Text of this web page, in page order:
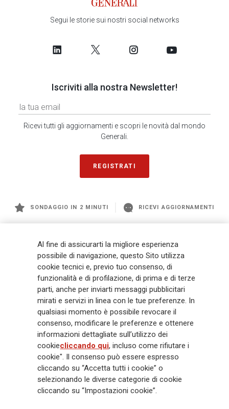
Segui le storie sui nostri social networks
Iscriviti alla nostra Newsletter!
Ricevi tutti gli aggiornamenti e scopri le novità dal mondo
Generali.
REGISTRATI
SONDAGGIO IN 2 MINUTI RICEVI AGGIORNAMENTI
management a livello globale, con premi complessivi pari a € 98,1
miliardi e € 900 miliardi di AUM nel 2025. Fondato nel 1831, con oltre 88
mila dipendenti e 163 mila agenti che servono 75 milioni di clienti, il
Gruppo ha una posizione di leadership in Europa e una presenza
crescente in Asia e America. Al centro della strategia di Generali c'è il suo
impegno Lifetime Partner verso i clienti, realizzato attraverso soluzioni
innovative e personalizzate, un'esperienza cliente di prima classe e le sue
capacità di distribuzione globale digitalizzata. Il Gruppo ha
completamente integrato la sostenibilità in tutte le scelte strategiche, con
l'obiettivo di creare valore per tutti gli stakeholder mentre costruisce una
società più equa e resiliente.
Legal Info Cookie Policy Privacy & GDPR
Al fine di assicurarti la migliore esperienza
possibile di navigazione, questo Sito utilizza
cookie tecnici e, previo tuo consenso, di
funzionalità e di profilazione, di prima e di terze
parti, anche per inviarti messaggi pubblicitari
mirati e servizi in linea con le tue preferenze. In
qualsiasi momento è possibile revocare il
consenso, modificare le preferenze e ottenere
informazioni dettagliate sull’utilizzo dei
cookiecliccando qui, incluso come rifiutare i
cookie". Il consenso può essere espresso
cliccando su “Accetta tutti i cookie” o
selezionando le diverse categorie di cookie
cliccando su “Impostazioni cookie”.